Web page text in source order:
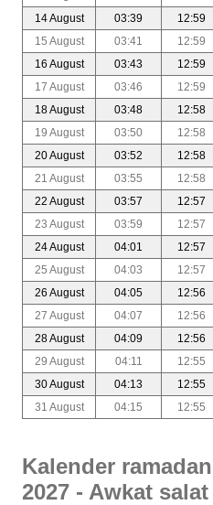
14 August
03:39 12:59
15 August
03:41 12:59
16 August
03:43 12:59
17 August
03:46 12:59
18 August
03:48 12:58
19 August
03:50 12:58
20 August
03:52 12:58
21 August
03:55 12:58
22 August
03:57 12:57
23 August
03:59 12:57
24 August
04:01 12:57
25 August
04:03 12:57
26 August
04:05 12:56
27 August
04:07 12:56
28 August
04:09 12:56
29 August
04:11 12:55
30 August
04:13 12:55
31 August
04:15 12:55
Kalender
2027 - Awkat salat